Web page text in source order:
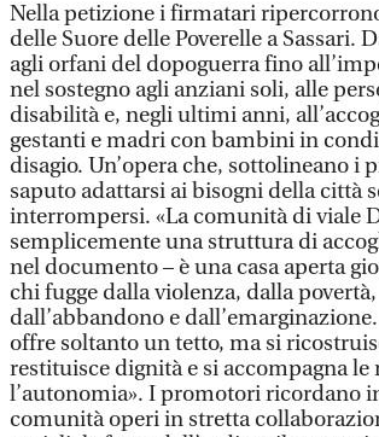
Nella petizione i firmatari
delle Suore delle Poverelle a Sassari.
agli orfani del dopoguerra fino
nel sostegno agli anziani soli, alle
disabilità e, negli ultimi anni,
gestanti e madri con bambini in
disagio. Un’opera che, sottolineano i
saputo adattarsi ai bisogni della città
interrompersi. «La comunità di viale
semplicemente una struttura di
nel documento – è una casa aperta
chi fugge dalla violenza, dalla povertà,
dall’abbandono e
offre soltanto un tetto, ma si
restituisce dignità e si accompagna le
l’autonomia». I promotori ricordano
comunità operi in stretta